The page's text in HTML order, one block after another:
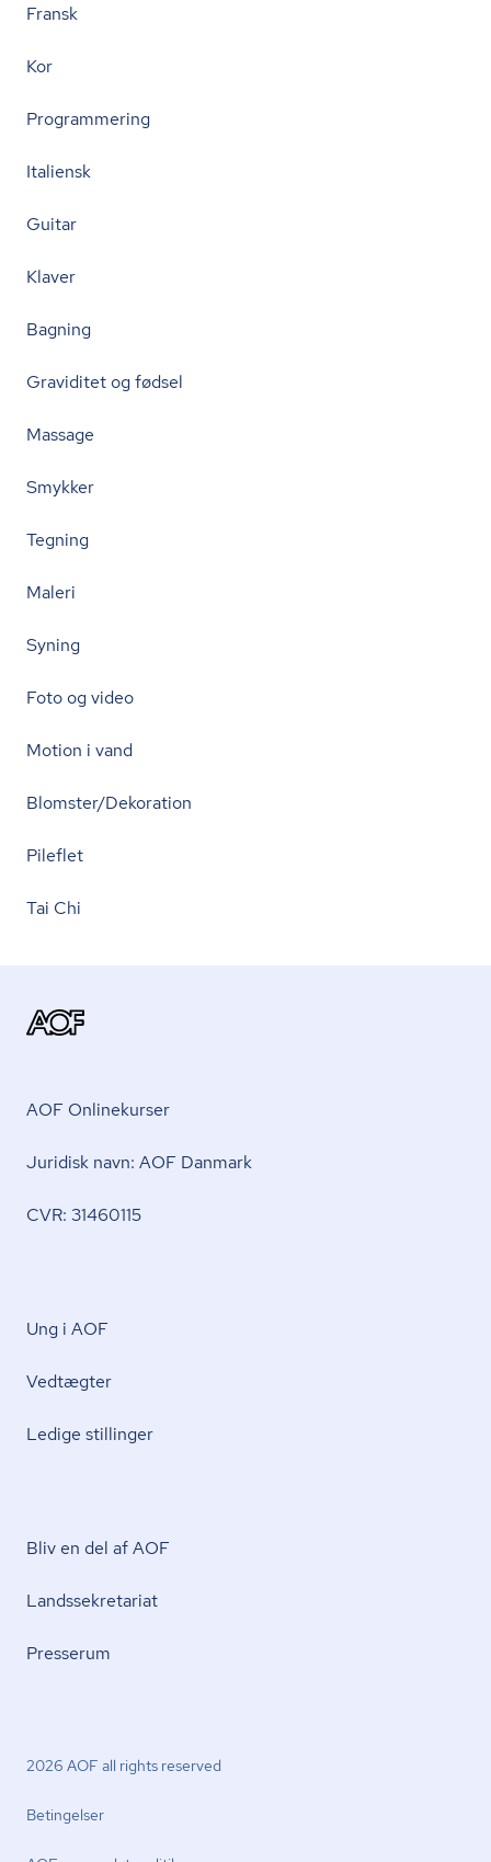
Fransk
Kor
Programmering
Italiensk
Guitar
Klaver
Bagning
Graviditet og fødsel
Massage
Smykker
Tegning
Maleri
Syning
Foto og video
Motion i vand
Blomster/Dekoration
Pileflet
Tai Chi
AOF Onlinekurser
Juridisk navn: AOF Danmark
CVR: 31460115
Ung i AOF
Vedtægter
Ledige stillinger
Bliv en del af AOF
Lands­se­kre­ta­ri­at
Presserum
2026 AOF all rights reserved
Betingelser